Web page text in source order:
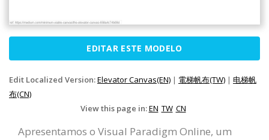
EDITAR ESTE MODELO
Edit Localized Version:Elevator Canvas(EN) | 電梯帆布(TW) | 电梯帆
布(CN)
View this page in:EN TW CN
Apresentamos o Visual Paradigm Online, um